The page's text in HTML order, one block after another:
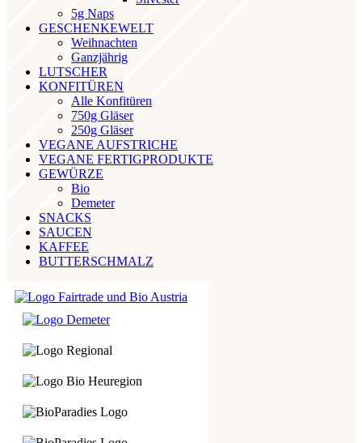
5g Naps
GESCHENKEWELT
Weihnachten
Ganzjährig
LUTSCHER
KONFITÜREN
Alle Konfitüren
750g Gläser
250g Gläser
VEGANE AUFSTRICHE
VEGANE FERTIGPRODUKTE
GEWÜRZE
Bio
Demeter
SNACKS
SAUCEN
KAFFEE
BUTTERSCHMALZ